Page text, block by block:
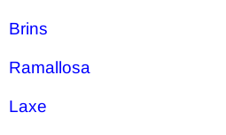
Brins
Ramallosa
Laxe